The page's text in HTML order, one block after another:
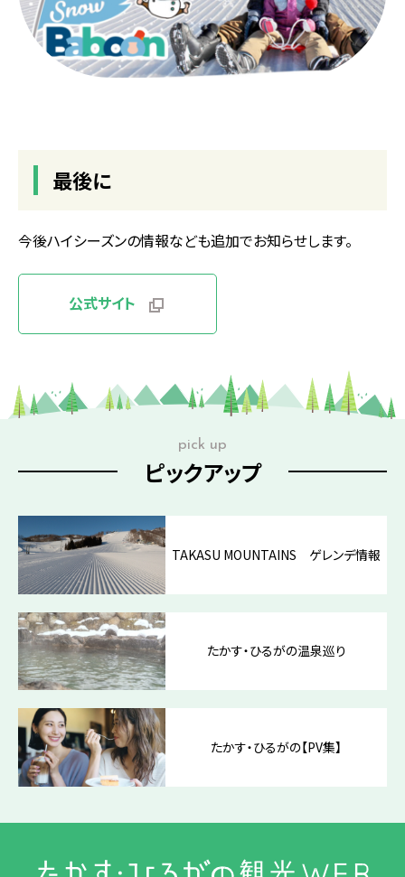
最後に
今後ハイシーズンの情報なども追加でお知らせします。
公式サイト
pick up
ピックアップ
TAKASU MOUNTAINS ゲレンデ情報
たかす・ひるがの温泉巡り
たかす・ひるがの【PV集】